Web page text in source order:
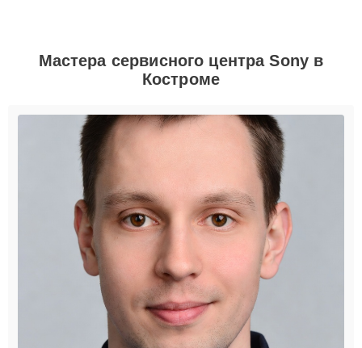
Мастера сервисного центра Sony в
Костроме